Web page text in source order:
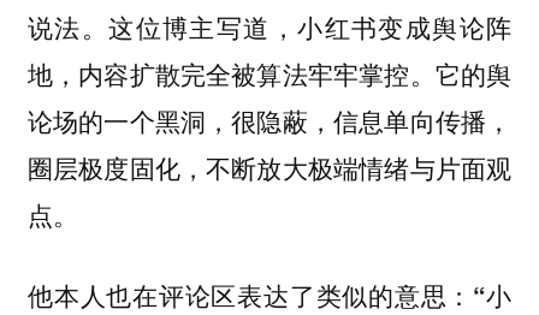
说法。这位博主写道，小红书变成舆论阵
地，内容扩散完全被算法牢牢掌控。它的舆
论场的一个黑洞，很隐蔽，信息单向传播，
圈层极度固化，不断放大极端情绪与片面观
点。
他本人也在评论区表达了类似的意思：“小